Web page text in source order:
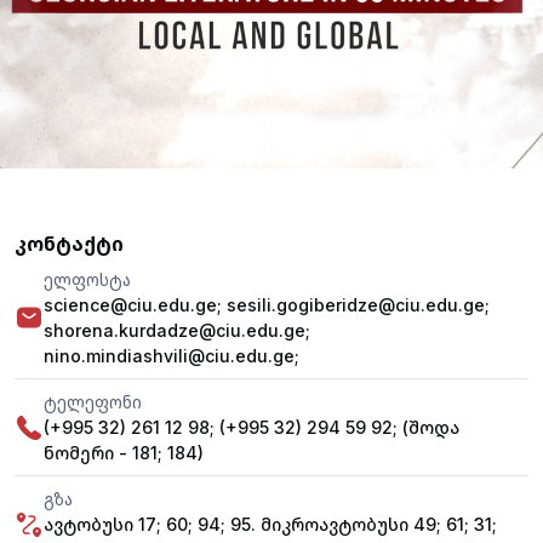
კონტაქტი
ელფოსტა
science@ciu.edu.ge; sesili.gogiberidze@ciu.edu.ge;
shorena.kurdadze@ciu.edu.ge;
nino.mindiashvili@ciu.edu.ge;
ტელეფონი
(+995 32) 261 12 98; (+995 32) 294 59 92; (შოდა
ნომერი - 181; 184)
გზა
ავტობუსი 17; 60; 94; 95. მიკროავტობუსი 49; 61; 31;